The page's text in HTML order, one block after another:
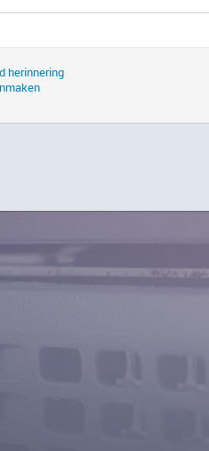
herinnering